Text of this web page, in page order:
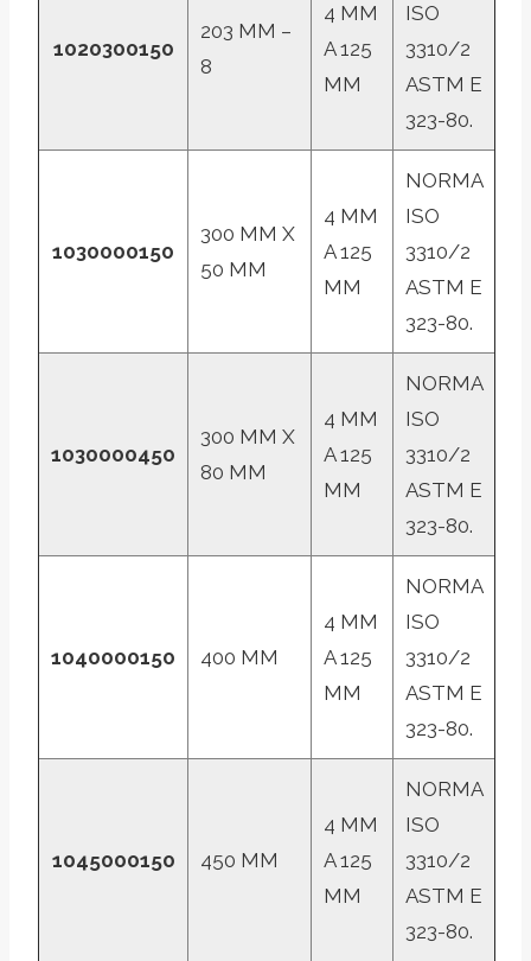
1020300150
203 MM –
8
4 MM
A 125
MM
ISO
3310/2
ASTM E
323-80.
1030000150
300 MM X
50 MM
4 MM
A 125
MM
NORMA
ISO
3310/2
ASTM E
323-80.
1030000450
300 MM X
80 MM
4 MM
A 125
MM
NORMA
ISO
3310/2
ASTM E
323-80.
1040000150 400 MM
4 MM
A 125
MM
NORMA
ISO
3310/2
ASTM E
323-80.
1045000150 450 MM
4 MM
A 125
MM
NORMA
ISO
3310/2
ASTM E
323-80.